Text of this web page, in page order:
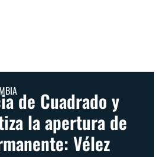
de Cuadrado y
la apertura de
Vélez